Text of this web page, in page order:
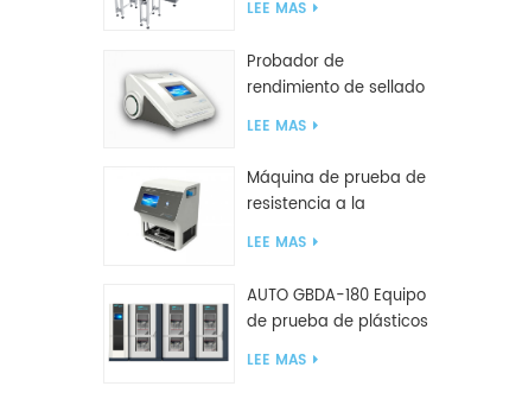
LEE MAS
Probador de
rendimiento de sellado
inteligente GBPI
LEE MAS
Máquina de prueba de
resistencia a la
compresión GBN200G
LEE MAS
AUTO GBDA-180 Equipo
de prueba de plásticos
para degradación de
LEE MAS